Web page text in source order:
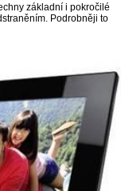
základní i pokročilé
Podrobněji to